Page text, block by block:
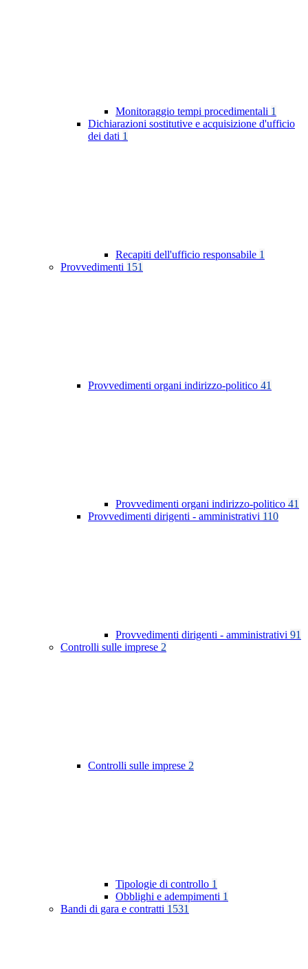
Monitoraggio tempi procedimentali 1
Dichiarazioni sostitutive e acquisizione d'ufficio
dei dati 1
Recapiti dell'ufficio responsabile 1
Provvedimenti 151
Provvedimenti organi indirizzo-politico 41
Provvedimenti organi indirizzo-politico 41
Provvedimenti dirigenti - amministrativi 110
Provvedimenti dirigenti - amministrativi 91
Controlli sulle imprese 2
Controlli sulle imprese 2
Tipologie di controllo 1
Obblighi e adempimenti 1
Bandi di gara e contratti 1531